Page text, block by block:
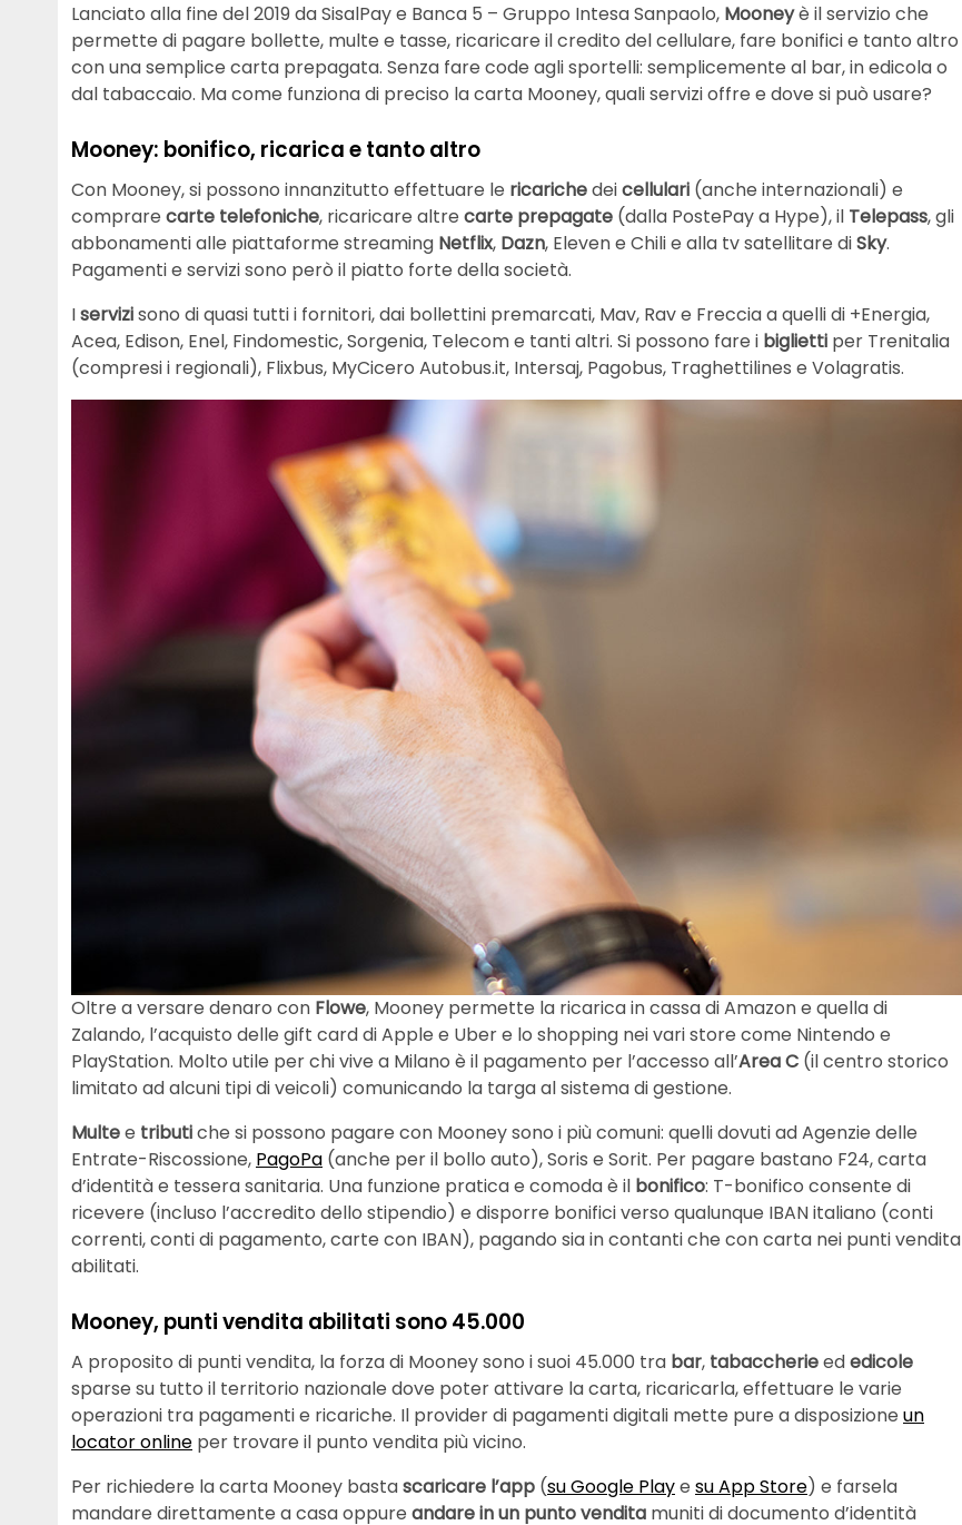
Lanciato alla fine del 2019 da SisalPay e Banca 5 – Gruppo Intesa Sanpaolo, Mooneyè il servizio che
permette di pagare bollette, multe e tasse, ricaricare il credito del cellulare, fare bonifici e tanto altro
con una semplice carta prepagata. Senza fare code agli sportelli: semplicemente al bar, in edicola o
dal tabaccaio. Ma come funziona di preciso la carta Mooney, quali servizi offre e dove si può usare?
Mooney: bonifico, ricarica e tanto altro
Con Mooney, si possono innanzitutto effettuare le ricarichedeicellulari (anche internazionali) e
comprare carte telefoniche, ricaricare altre carte prepagate (dalla PostePay a Hype), il Telepass, gli
abbonamenti alle piattaforme streaming Netflix, Dazn, Eleven e Chili e alla tv satellitare diSky.
Pagamenti e servizi sono però il piatto forte della società.
Iservizisono di quasi tutti i fornitori, dai bollettini premarcati, Mav, Rav e Freccia a quelli di +Energia,
Acea, Edison, Enel, Findomestic, Sorgenia, Telecom e tanti altri. Si possono fare i biglietti per Trenitalia
(compresi i regionali), Flixbus, MyCicero Autobus.it, Intersaj, Pagobus, Traghettilines e Volagratis.
Oltre a versare denaro con Flowe, Mooney permette la ricarica in cassa di Amazon e quella di
Zalando, l’acquisto delle gift card di Apple e Uber e lo shopping nei vari store come Nintendo e
PlayStation. Molto utile per chi vive a Milano è il pagamento per l’accesso all’Area C (il centro storico
limitato ad alcuni tipi di veicoli) comunicando la targa al sistema di gestione.
Multee tributiche si possono pagare con Mooney sono i più comuni: quelli dovuti ad Agenzie delle
Entrate-Riscossione, PagoPa (anche per il bollo auto), Soris e Sorit. Per pagare bastano F24, carta
d’identità e tessera sanitaria. Una funzione pratica e comoda è il bonifico: T-bonifico consente di
ricevere (incluso l’accredito dello stipendio) e disporre bonifici verso qualunque IBAN italiano (conti
correnti, conti di pagamento, carte con IBAN), pagando sia in contanti che con carta nei punti vendita
abilitati.
Mooney, punti vendita abilitati sono 45.000
A proposito di punti vendita, la forza di Mooney sono i suoi 45.000 tra bar, tabaccherieededicole
sparse su tutto il territorio nazionale dove poter attivare la carta, ricaricarla, effettuare le varie
operazioni tra pagamenti e ricariche. Il provider di pagamenti digitali mette pure a disposizione un
locator online per trovare il punto vendita più vicino.
Per richiedere la carta Mooney bastascaricare l’app (su Google Playe su App Store) e farsela
mandare direttamente a casa oppure andare in un punto vendita muniti di documento d’identità